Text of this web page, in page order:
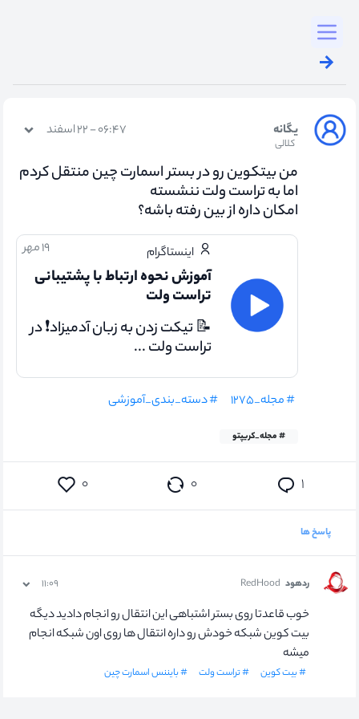
یگانه
کلالی
۰۶:۴۷ - ۲۲ اسفند
من بیتکوین رو در بستر اسمارت چین منتقل کردم
اما به تراست ولت ننشسته
امکان داره از بین رفته باشه؟
اینستاگرام ۱۹ مهر
آموزش نحوه ارتباط با پشتیبانی
تراست ولت
📝 تیکت زدن به زبان آدمیزاد❗ در
تراست ولت ...
# مجله_۱۲۷۵ # دسته_بندی_آموزشی
# مجله_کریپتو
۱ ۰ ۰
پاسخ ها
ردهود RedHood ۱۱:۰۹
خوب قاعدتا روی بستر اشتباهی این انتقال رو انجام دادید دیگه
بیت کوین شبکه خودش رو داره انتقال ها روی اون شبکه انجام
میشه
# بیت کوین # تراست ولت # بایننس اسمارت چین